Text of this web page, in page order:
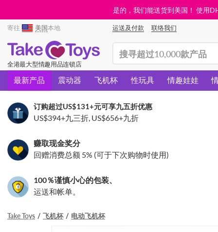
是的，我们能送货到美国！ 使用
寄往 美国本地 运送及付款 联络我们
全港最大型情趣用品连锁店
最新产品 震动器 飞机杯 性玩具 情趣娃娃
订购超过US$131+元可享九五折优惠
US$394+九三折, US$656+九折
赚取现金奖分
回赠消费总额 5% (可于下次购物时使用)
100％谨慎小心的包装、
运送和帐单。
Take Toys 飞机杯 电动飞机杯